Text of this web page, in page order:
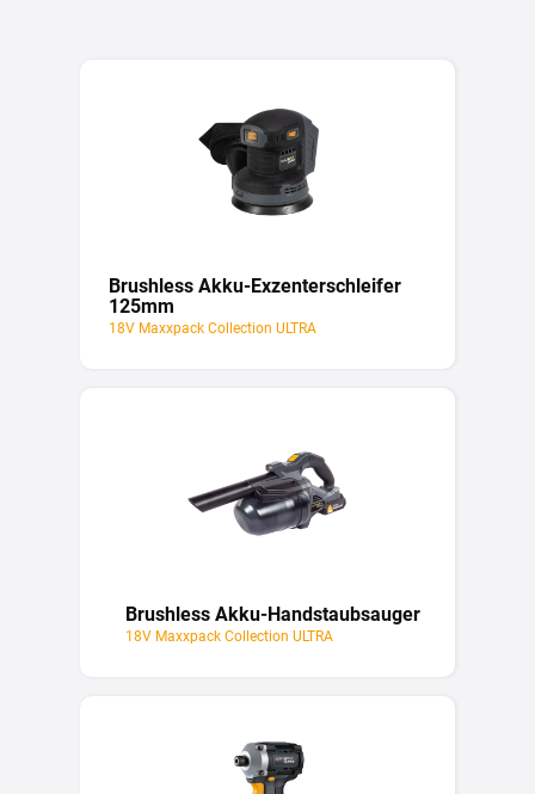
Brushless Akku-Exzenterschleifer
125mm
18V Maxxpack Collection ULTRA
Brushless Akku-Handstaubsauger
18V Maxxpack Collection ULTRA